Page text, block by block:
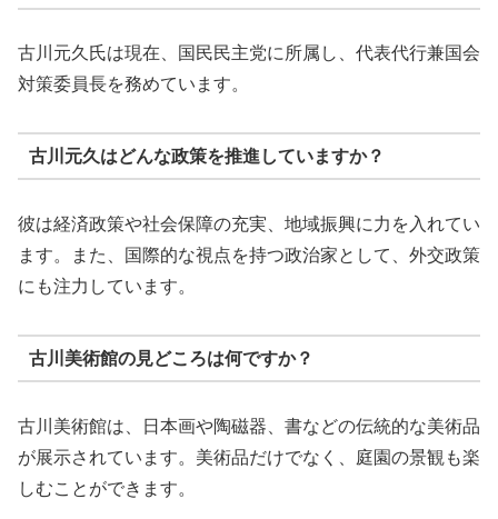
古川元久氏は現在、国民民主党に所属し、代表代行兼国会
対策委員長を務めています。
古川元久はどんな政策を推進していますか？
彼は経済政策や社会保障の充実、地域振興に力を入れてい
ます。また、国際的な視点を持つ政治家として、外交政策
にも注力しています。
古川美術館の見どころは何ですか？
古川美術館は、日本画や陶磁器、書などの伝統的な美術品
が展示されています。美術品だけでなく、庭園の景観も楽
しむことができます。